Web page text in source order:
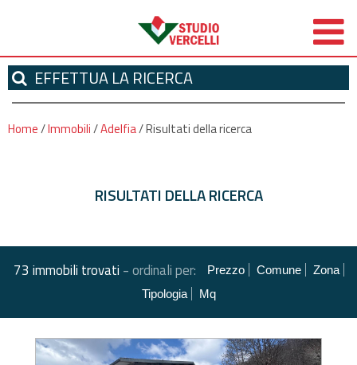
EFFETTUALA RICERCA
Home/Immobili/Adelfia/Risultati della ricerca
RISULTATI DELLA RICERCA
73 immobili trovati -ordinali per: Prezzo Comune
Zona
Tipologia
Mq